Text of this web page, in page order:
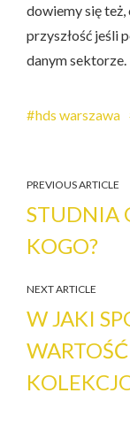
dowiemy się też,
przyszłość jeśli
danym sektorze.
hds warszawa
PREVIOUS ARTICLE
STUDNIA
KOGO?
NEXT ARTICLE
W JAKI